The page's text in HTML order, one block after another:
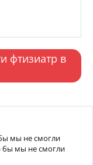
фтизиатр в
мы не смогли
бы мы не смогли